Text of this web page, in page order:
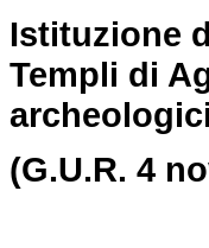
Istituzione
Templi di
(G.U.R. 4